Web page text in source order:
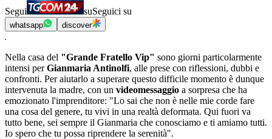
Segui suSeguici su
whatsapp discover
Nella casa del "Grande Fratello Vip" sono giorni particolarmente
intensi perGianmaria Antinolfi, alle prese con riflessioni, dubbi e
confronti. Per aiutarlo a superare questo difficile momento è dunque
intervenuta la madre, con un videomessaggio a sorpresa che ha
emozionato l'imprenditore: "Lo sai che non è nelle mie corde fare
una cosa del genere, tu vivi in una realtà deformata. Qui fuori va
tutto bene, sei sempre il Gianmaria che conosciamo e ti amiamo tutti.
Io spero che tu possa riprendere la serenità".